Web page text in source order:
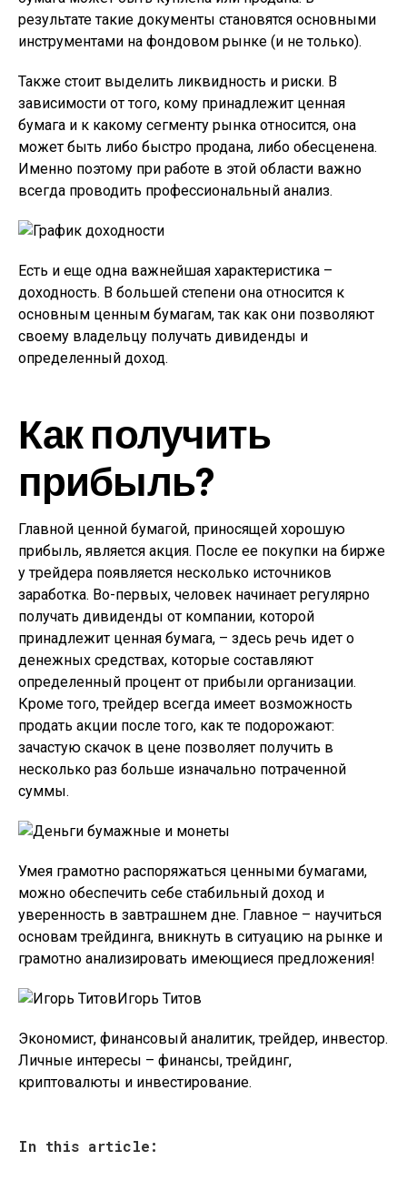
результате такие документы становятся основными
инструментами на фондовом рынке (и не только).
Также стоит выделить ликвидность и риски. В
зависимости от того, кому принадлежит ценная
бумага и к какому сегменту рынка относится, она
может быть либо быстро продана, либо обесценена.
Именно поэтому при работе в этой области важно
всегда проводить профессиональный анализ.
Есть и еще одна важнейшая характеристика –
доходность. В большей степени она относится к
основным ценным бумагам, так как они позволяют
своему владельцу получать дивиденды и
определенный доход.
Как получить
прибыль?
Главной ценной бумагой, приносящей хорошую
прибыль, является акция. После ее покупки на бирже
у трейдера появляется несколько источников
заработка. Во-первых, человек начинает регулярно
получать дивиденды от компании, которой
принадлежит ценная бумага, – здесь речь идет о
денежных средствах, которые составляют
определенный процент от прибыли организации.
Кроме того, трейдер всегда имеет возможность
продать акции после того, как те подорожают:
зачастую скачок в цене позволяет получить в
несколько раз больше изначально потраченной
суммы.
Умея грамотно распоряжаться ценными бумагами,
можно обеспечить себе стабильный доход и
уверенность в завтрашнем дне. Главное – научиться
основам трейдинга, вникнуть в ситуацию на рынке и
грамотно анализировать имеющиеся предложения!
Игорь Титов
Экономист, финансовый аналитик, трейдер, инвестор.
Личные интересы – финансы, трейдинг,
криптовалюты и инвестирование.
In this article: